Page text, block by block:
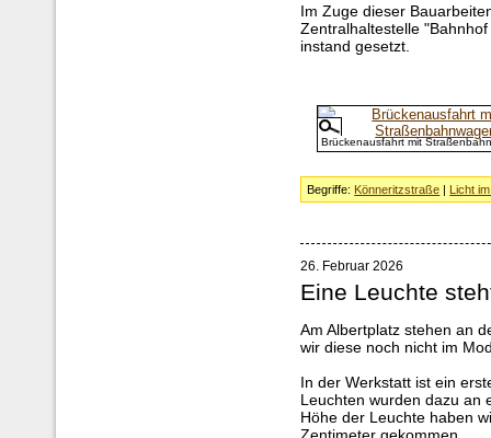
Im Zuge dieser
Zentralhaltestelle
instand gesetzt.
Brückenausfahrt mit
Begriffe: Könneritzstraße Licht
26. Februar 2026
Eine Leuchte
Am Albertplatz stehen an
wir diese noch nicht im
In der Werkstatt ist ein
Leuchten wurden dazu an
Höhe der Leuchte haben